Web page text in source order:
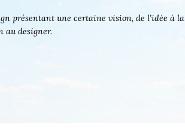
présentant une certaine vision, de l’idée à la
au designer.